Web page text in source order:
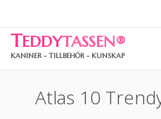
TEDDYTASSEN®
KANINER - TILLBEHÖR - KUNSKAP
Atlas 10